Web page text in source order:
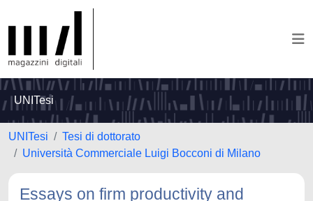
UNITesi
UNITesi
Tesi di dottorato
Università Commerciale Luigi Bocconi di Milano
Essays on firm productivity and